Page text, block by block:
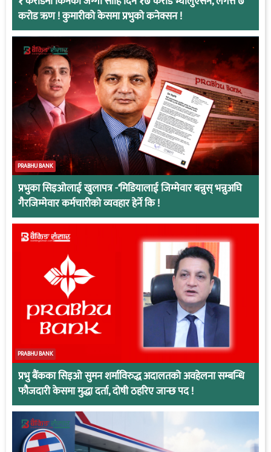
करोड ऋण ! कुमारीको केसमा प्रभुको कनेक्सन !
PRABHU BANK
प्रभुका सिइओलाई खुलापत्र -‘मिडियालाई जिम्मेवार बन्नुस् भन्नुअघि
गैरजिम्मेवार कर्मचारीको व्यवहार हेर्ने कि !
PRABHU BANK
प्रभु बैंकका सिइओ सुमन शर्माविरुद्ध अदालतको अवहेलना सम्बन्धि
फौजदारी केसमा मुद्धा दर्ता, दोषी ठहरिए जान्छ पद !